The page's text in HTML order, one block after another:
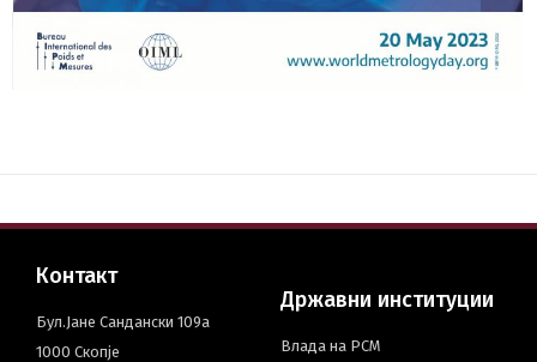
Контакт
Бул.Јане Сандански 109а
1000 Скопје
Државни институции
Влада на РСМ